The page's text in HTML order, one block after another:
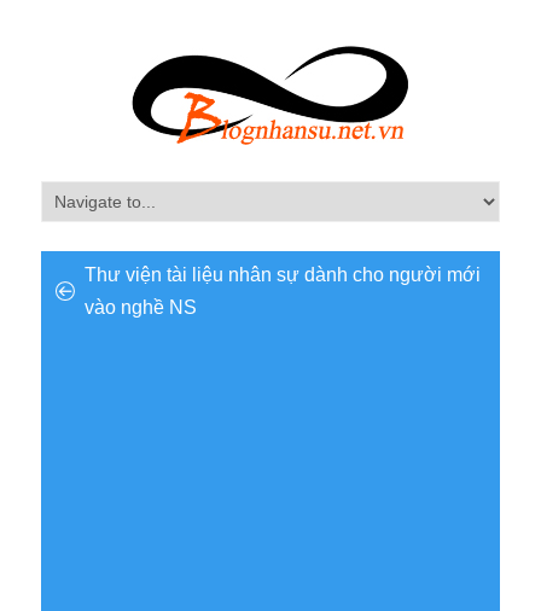
Thư viện tài liệu nhân sự dành cho người mới
vào nghề NS